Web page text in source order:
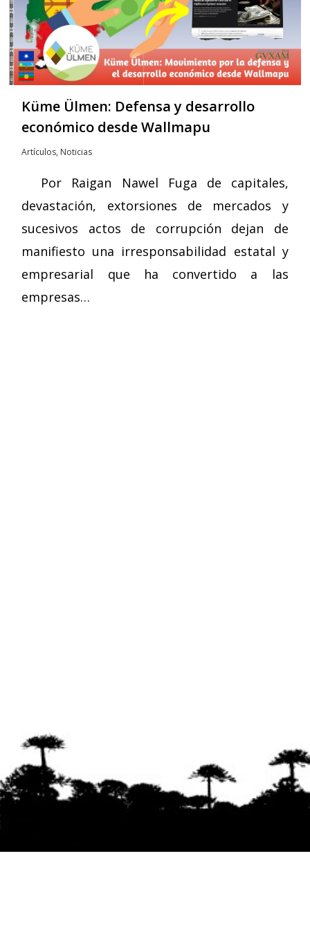
Küme Ülmen: Defensa y desarrollo
económico desde Wallmapu
Artículos, Noticias
Por Raigan Nawel Fuga de capitales,
devastación, extorsiones de mercados y
sucesivos actos de corrupción dejan de
manifiesto una irresponsabilidad estatal y
empresarial que ha convertido a las
empresas…